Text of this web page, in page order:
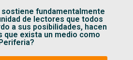
fundamentalmente
de lectores que todos
a sus posibilidades, hacen
que exista un medio como